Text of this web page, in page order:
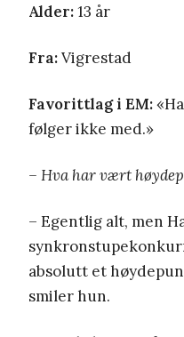
Alder:13 år
Fra:Vigrestad
Favorittlag i EM:
følger ikke med.»
– Hva har vært
– Egentlig alt, men
absolutt et
smiler hun.